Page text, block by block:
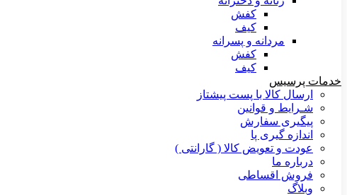
کفش
کیف
مردانه و پسرانه
کفش
کیف
خدمات پرسیس
ارسال کالا با پست پیشتاز
شـرایط و قوانین
پیگیری سفارش
اندازه گیری پا
عودت و تعویض کالا ( گارانتی )
درباره ما
فروش اقساطی
وبلاگ